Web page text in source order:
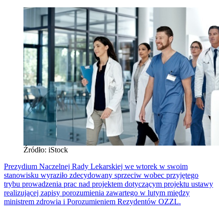
Źródło: iStock
Prezydium Naczelnej Rady Lekarskiej we wtorek w swoim
stanowisku wyraziło zdecydowany sprzeciw wobec przyjętego
trybu prowadzenia prac nad projektem dotyczącym projektu ustawy
realizującej zapisy porozumienia zawartego w lutym między
ministrem zdrowia i Porozumieniem Rezydentów OZZL.